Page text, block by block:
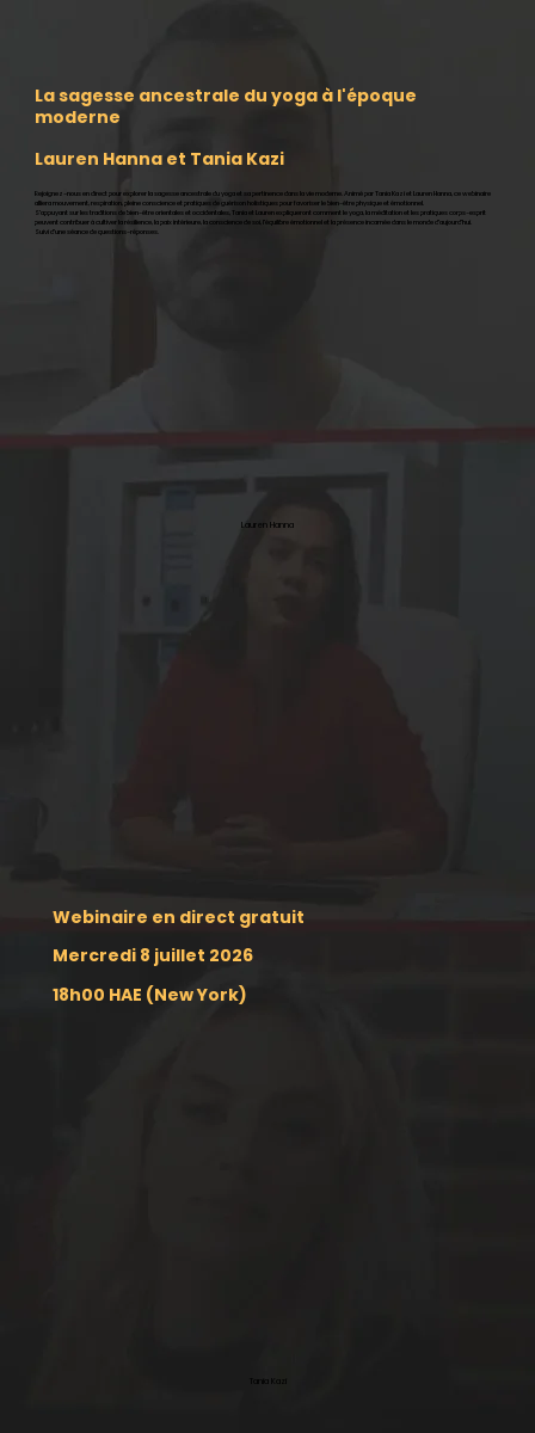
La sagesse ancestrale du yoga à l'époque
moderne
Lauren Hanna et Tania Kazi
Rejoignez-nous en direct pour explorer la sagesse ancestrale du yoga et sa pertinence dans la vie moderne. Animé par Tania Kazi et Lauren Hanna, ce webinaire
alliera mouvement, respiration, pleine conscience et pratiques de guérison holistiques pour favoriser le bien-être physique et émotionnel.
S'appuyant sur les traditions de bien-être orientales et occidentales, Tania et Lauren expliqueront comment le yoga, la méditation et les pratiques corps-esprit
peuvent contribuer à cultiver la résilience, la paix intérieure, la conscience de soi, l'équilibre émotionnel et la présence incarnée dans le monde d'aujourd'hui.
Suivi d'une séance de questions-réponses.
Lauren Hanna
Webinaire en direct gratuit
Mercredi 8 juillet 2026
18h00 HAE (New York)
Tania Kazi